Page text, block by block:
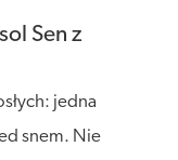
Sen z
jedna
snem. Nie